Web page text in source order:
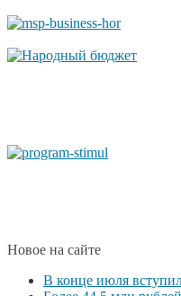
Новое на сайте
В конце июля